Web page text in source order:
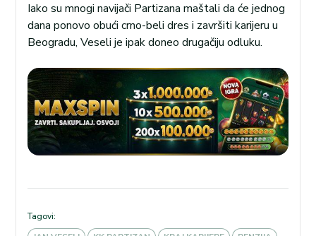
Iako su mnogi navijači Partizana maštali da će jednog
dana ponovo obući crno-beli dres i završiti karijeru u
Beogradu, Veseli je ipak doneo drugačiju odluku.
Tagovi: